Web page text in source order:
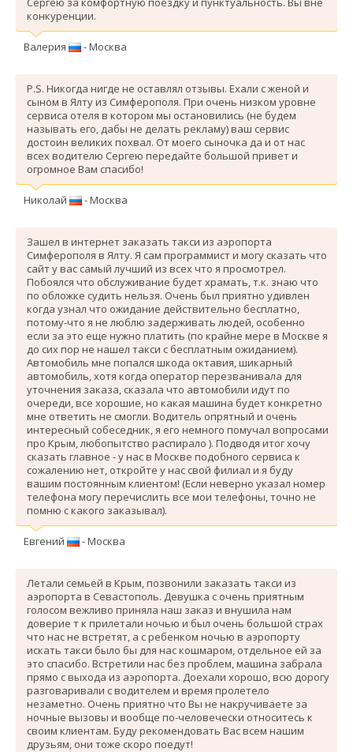
конкуренции.
Валерия - Москва
P.S. Никогда нигде не оставлял отзывы. Ехали с женой и
сыном в Ялту из Симферополя. При очень низком уровне
сервиса отеля в котором мы остановились (не будем
называть его, дабы не делать рекламу) ваш сервис
достоин великих похвал. От моего сыночка да и от нас
всех водителю Сергею передайте большой привет и
огромное Вам спасибо!
Николай - Москва
Зашел в интернет заказать такси из аэропорта
Симферополя в Ялту. Я сам программист и могу сказать что
сайт у вас самый лучший из всех что я просмотрел.
Побоялся что обслуживание будет храмать, т.к. знаю что
по обложке судить нельзя. Очень был приятно удивлен
когда узнал что ожидание действительно бесплатно,
потому-что я не люблю задерживать людей, особенно
если за это еще нужно платить (по крайне мере в Москве я
до сих пор не нашел такси с бесплатным ожиданием).
Автомобиль мне попался шкода октавия, шикарный
автомобиль, хотя когда оператор перезванивала для
уточнения заказа, сказала что автомобили идут по
очереди, все хорошие, но какая машина будет конкретно
мне ответить не смогли. Водитель опрятный и очень
интересный собеседник, я его немного помучал вопросами
про Крым, любопытство распирало ). Подводя итог хочу
сказать главное - у нас в Москве подобного сервиса к
сожалению нет, откройте у нас свой филиал и я буду
вашим постоянным клиентом! (Если неверно указал номер
телефона могу перечислить все мои телефоны, точно не
помню с какого заказывал).
Евгений - Москва
Летали семьей в Крым, позвонили заказать такси из
аэропорта в Севастополь. Девушка с очень приятным
голосом вежливо приняла наш заказ и внушила нам
доверие т к прилетали ночью и был очень большой страх
что нас не встретят, а с ребенком ночью в аэропорту
искать такси было бы для нас кошмаром, отдельное ей за
это спасибо. Вcтретили нас без проблем, машина забрала
прямо с выхода из аэропорта. Доехали хорошо, всю дорогу
разговаривали с водителем и время пролетело
незаметно. Очень приятно что Вы не накручиваете за
ночные вызовы и вообще по-человечески относитесь к
своим клиентам. Буду рекомендовать Вас всем нашим
друзьям, они тоже скоро поедут!